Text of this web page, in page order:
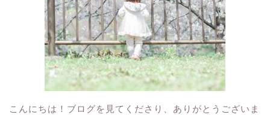
こんにちは！ブログを見てくださり、ありがとうございま